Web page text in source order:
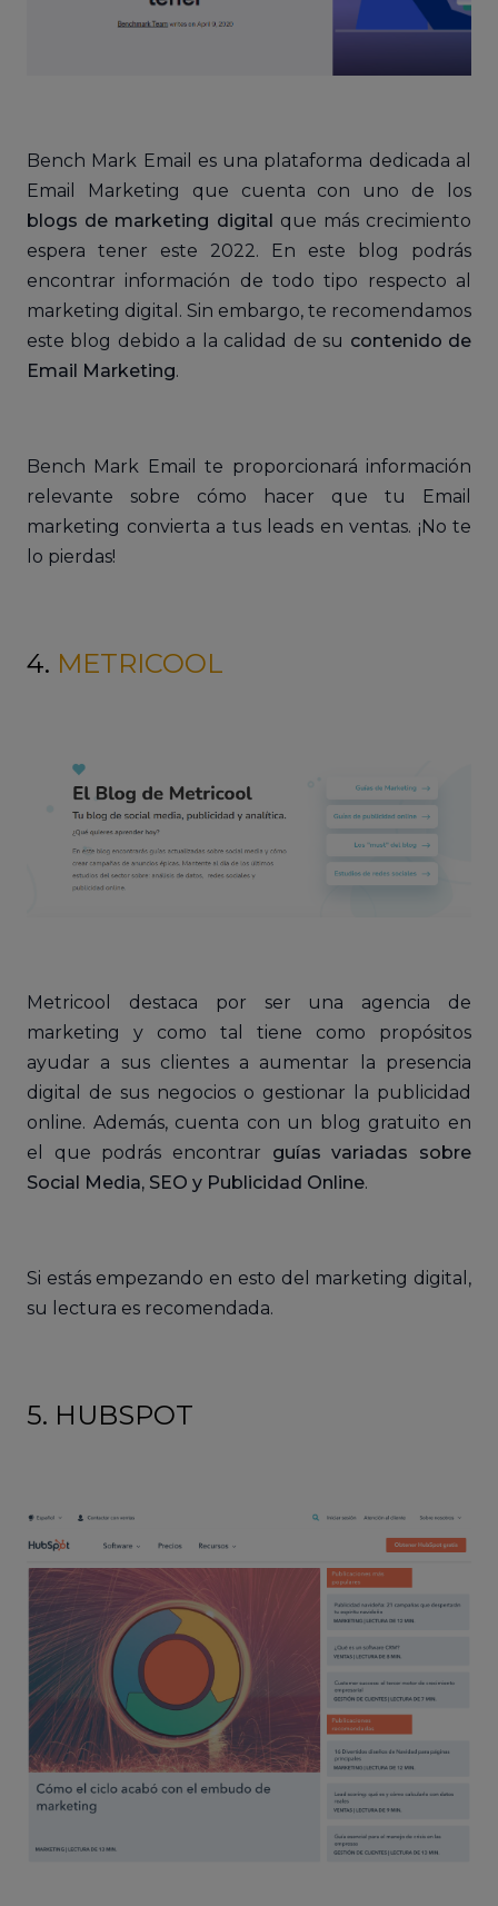
Bench Mark Email es una plataforma dedicada al
Email Marketing que cuenta con uno de los
blogs de marketing digital que más crecimiento
espera tener este 2022. En este blog podrás
encontrar información de todo tipo respecto al
marketing digital. Sin embargo, te recomendamos
este blog debido a la calidad de su contenido de
Email Marketing.
Bench Mark Email te proporcionará información
relevante sobre cómo hacer que tu Email
marketing convierta a tus leads en ventas. ¡No te
lo pierdas!
4. METRICOOL
Metricool destaca por ser una agencia de
marketing y como tal tiene como propósitos
ayudar a sus clientes a aumentar la presencia
digital de sus negocios o gestionar la publicidad
online. Además, cuenta con un blog gratuito en
el que podrás encontrar guías variadas sobre
Social Media, SEO y Publicidad Online.
Si estás empezando en esto del marketing digital,
su lectura es recomendada.
5. HUBSPOT